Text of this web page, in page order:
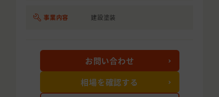
事業内容 建設塗装
お問い合わせ
相場を確認する